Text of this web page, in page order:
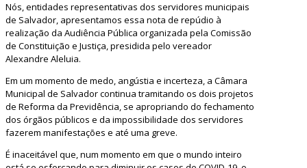
Nós, entidades representativas dos servidores municipais
de Salvador, apresentamos essa nota de repúdio à
realização da Audiência Pública organizada pela Comissão
de Constituição e Justiça, presidida pelo vereador
Alexandre Aleluia.
Em um momento de medo, angústia e incerteza, a Câmara
Municipal de Salvador continua tramitando os dois projetos
de Reforma da Previdência, se apropriando do fechamento
dos órgãos públicos e da impossibilidade dos servidores
fazerem manifestações e até uma greve.
É inaceitável que, num momento em que o mundo inteiro